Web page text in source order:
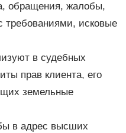
обращения, жалобы,
требованиями, исковые
в судебных
прав клиента, его
земельные
в адрес высших